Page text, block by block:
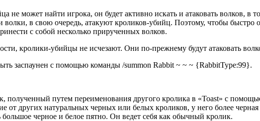
не может найти игрока, он будет активно искать и атаковать волков, в
в свою очередь, атакуют кроликов-убийц. Поэтому, чтобы быстро
с собой несколько прирученных волков.
кролики-убийцы не исчезают. Они по-прежнему будут атаковать
заспаунен с помощью команды /summon Rabbit ~ ~ ~ {RabbitType:99}.
полученный путем переименования другого кролика в «Toast» с
от других натуральных черных или белых кроликов, у него более черная
большое черное и белое пятно. Он ведет себя как обычный кролик.